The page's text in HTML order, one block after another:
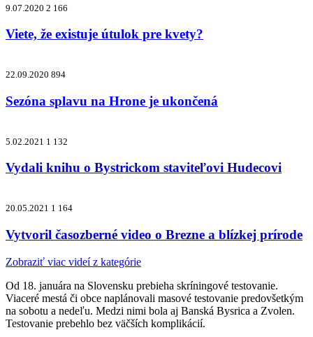
9.07.2020 2 166
Viete, že existuje útulok pre kvety?
22.09.2020 894
Sezóna splavu na Hrone je ukončená
5.02.2021 1 132
Vydali knihu o Bystrickom staviteľovi Hudecovi
20.05.2021 1 164
Vytvoril časozberné video o Brezne a blízkej prírode
Zobraziť viac videí z kategórie
Od 18. januára na Slovensku prebieha skríningové testovanie.
Viaceré mestá či obce naplánovali masové testovanie predovšetkým
na sobotu a nedeľu. Medzi nimi bola aj Banská Bysrica a Zvolen.
Testovanie prebehlo bez väčších komplikácií.